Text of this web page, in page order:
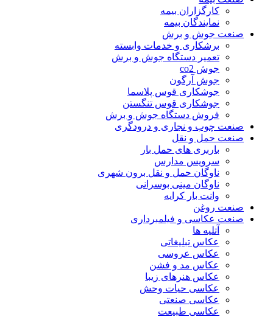
کارگزاران بیمه
نمایندگان بیمه
صنعت جوش و برش
برشکاری و خدمات وابسته
تعمیر دستگاه جوش و برش
جوش co2
جوش آرگون
جوشکاری قوس پلاسما
جوشکاری قوس تنگستن
فروش دستگاه جوش و برش
صنعت چوب و نجاری و درودگری
صنعت حمل و نقل
باربری های حمل بار
سرویس مدارس
ناوگان حمل و نقل برون شهری
ناوگان مینی بوسرانی
وانت بار کرایه
صنعت روغن
صنعت عکاسی و فیلمبرداری
آتلیه ها
عکاس تبلیغاتی
عکاس عروسی
عکاس مد و فشن
عکاس هنرهای زیبا
عکاسی حیات وحش
عکاسی صنعتی
عکاسی طبیعت